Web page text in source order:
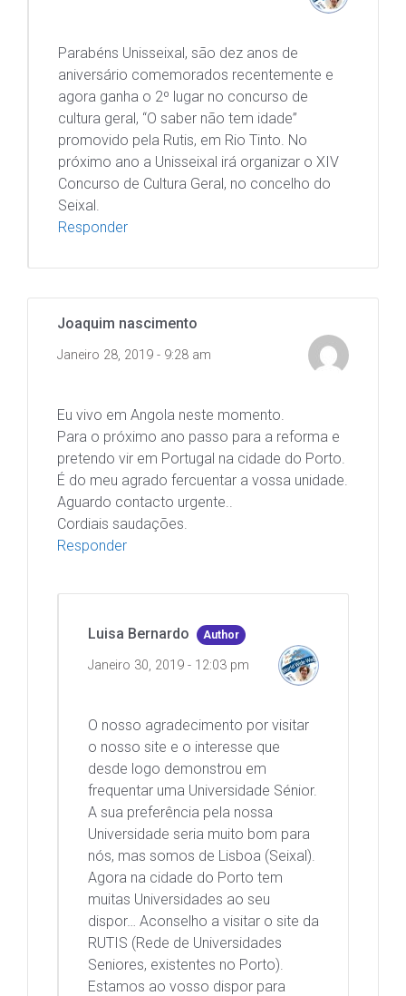
Parabéns Unisseixal, são dez anos de
aniversário comemorados recentemente e
agora ganha o 2º lugar no concurso de
cultura geral, “O saber não tem idade”
promovido pela Rutis, em Rio Tinto. No
próximo ano a Unisseixal irá organizar o XIV
Concurso de Cultura Geral, no concelho do
Seixal.
Responder
Joaquim nascimento
Janeiro 28, 2019 - 9:28 am
Eu vivo em Angola neste momento.
Para o próximo ano passo para a reforma e
pretendo vir em Portugal na cidade do Porto.
É do meu agrado fercuentar a vossa unidade.
Aguardo contacto urgente..
Cordiais saudações.
Responder
Luisa Bernardo Author
Janeiro 30, 2019 - 12:03 pm
O nosso agradecimento por visitar
o nosso site e o interesse que
desde logo demonstrou em
frequentar uma Universidade Sénior.
A sua preferência pela nossa
Universidade seria muito bom para
nós, mas somos de Lisboa (Seixal).
Agora na cidade do Porto tem
muitas Universidades ao seu
dispor… Aconselho a visitar o site da
RUTIS (Rede de Universidades
Seniores, existentes no Porto).
Estamos ao vosso dispor para